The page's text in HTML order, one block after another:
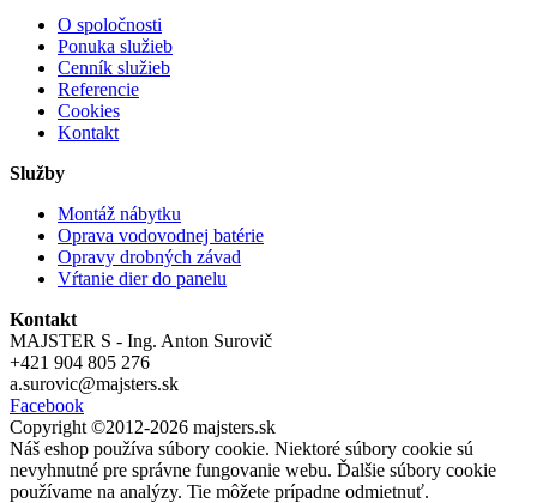
O spoločnosti
Ponuka služieb
Cenník služieb
Referencie
Cookies
Kontakt
Služby
Montáž nábytku
Oprava vodovodnej batérie
Opravy drobných závad
Vŕtanie dier do panelu
Kontakt
MAJSTER S - Ing. Anton Surovič
+421 904 805 276
a.surovic@majsters.sk
Facebook
Copyright ©2012-2026 majsters.sk
Náš eshop používa súbory cookie. Niektoré súbory cookie sú
nevyhnutné pre správne fungovanie webu. Ďalšie súbory cookie
používame na analýzy. Tie môžete prípadne odmietnuť.